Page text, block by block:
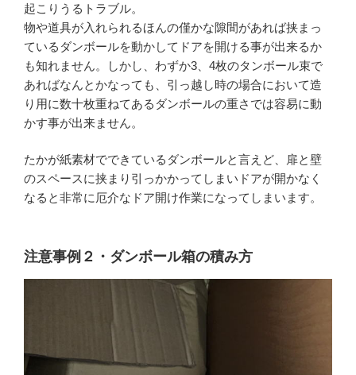
起こりうるトラブル。
物や道具が入れられるほんの僅かな隙間があれば挟まっ
ているダンボールを動かしてドアを開ける事が出来るか
も知れません。しかし、わずか3、4枚のタンボール束で
あればなんとかなっても、引っ越し時の場合において造
り用に数十枚重ねてあるダンボールの重さでは容易に動
かす事が出来ません。
たかが紙素材でできているダンボールと言えど、扉と壁
のスペースに挟まり引っかかってしまいドアが開かなく
なると非常に厄介なドア開け作業になってしまいます。
注意事例２・ダンボール箱の積み方